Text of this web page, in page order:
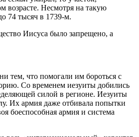
возрасте. Несмотря на такую
74 тысяч в 1739-м.
Иисуса было запрещено, а
тем, что помогали им бороться с
Со временем иезуиты добились
силой в регионе. Иезуиты
Их армия даже отбивала попытки
боеспособная армия и система